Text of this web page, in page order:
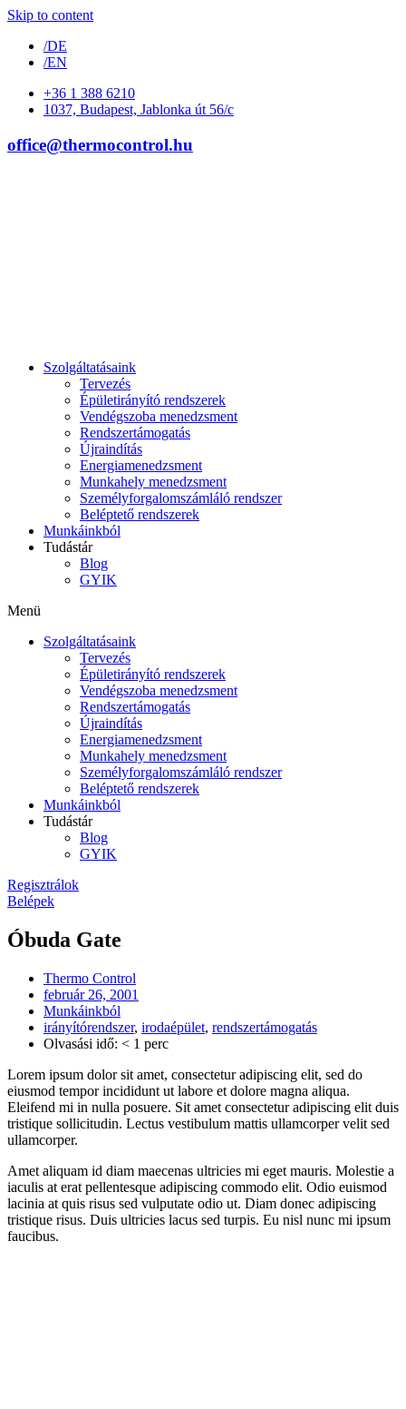
Skip to content
/DE
/EN
+36 1 388 6210
1037, Budapest, Jablonka út 56/c
office@thermocontrol.hu
Szolgáltatásaink
Tervezés
Épületirányító rendszerek
Vendégszoba menedzsment
Rendszertámogatás
Újraindítás
Energiamenedzsment
Munkahely menedzsment
Személyforgalomszámláló rendszer
Beléptető rendszerek
Munkáinkból
Tudástár
Blog
GYIK
Menü
Szolgáltatásaink
Tervezés
Épületirányító rendszerek
Vendégszoba menedzsment
Rendszertámogatás
Újraindítás
Energiamenedzsment
Munkahely menedzsment
Személyforgalomszámláló rendszer
Beléptető rendszerek
Munkáinkból
Tudástár
Blog
GYIK
Regisztrálok
Belépek
Óbuda Gate
Thermo Control
február 26, 2001
Munkáinkból
irányítórendszer, irodaépület, rendszertámogatás
Olvasási idő: < 1 perc
Lorem ipsum dolor sit amet, consectetur adipiscing elit, sed do
eiusmod tempor incididunt ut labore et dolore magna aliqua.
Eleifend mi in nulla posuere. Sit amet consectetur adipiscing elit duis
tristique sollicitudin. Lectus vestibulum mattis ullamcorper velit sed
ullamcorper.
Amet aliquam id diam maecenas ultricies mi eget mauris. Molestie a
iaculis at erat pellentesque adipiscing commodo elit. Odio euismod
lacinia at quis risus sed vulputate odio ut. Diam donec adipiscing
tristique risus. Duis ultricies lacus sed turpis. Eu nisl nunc mi ipsum
faucibus.